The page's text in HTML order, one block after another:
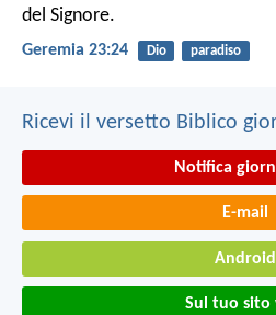
del Signore.
Geremia 23:24 Dio paradiso
Ricevi il versetto Biblico
Notifica
E-mail
Android
Sul tuo sito